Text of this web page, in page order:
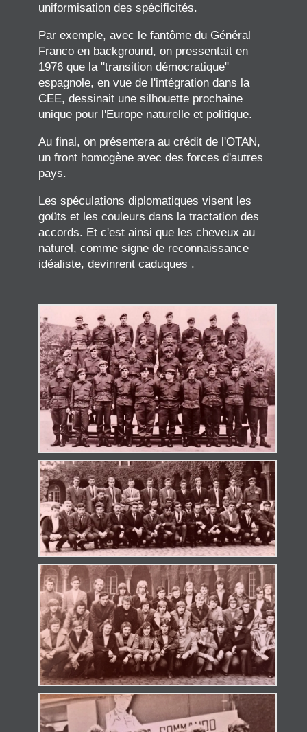
uniformisation des spécificités.
Par exemple, avec le fantôme du Général
Franco en background, on pressentait en
1976 que la "transition démocratique"
espagnole, en vue de l'intégration dans la
CEE, dessinait une silhouette prochaine
unique pour l'Europe naturelle et politique.
Au final, on présentera au crédit de l'OTAN,
un front homogène avec des forces d'autres
pays.
Les spéculations diplomatiques visent les
goüts et les couleurs dans la tractation des
accords. Et c'est ainsi que les cheveux au
naturel, comme signe de reconnaissance
idéaliste, devinrent caduques .